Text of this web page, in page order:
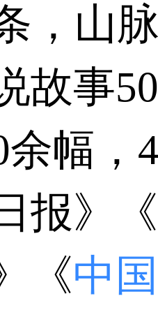
，山
故事
余幅，
报》
《中国